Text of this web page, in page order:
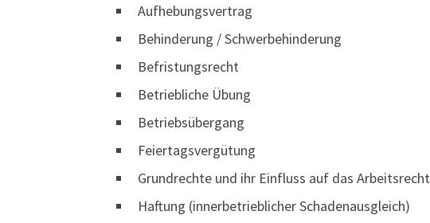
Aufhebungsvertrag
Behinderung / Schwerbehinderung
Befristungsrecht
Betriebliche Übung
Betriebsübergang
Feiertagsvergütung
Grundrechte und ihr Einfluss auf das Arbeitsrecht
Haftung (innerbetrieblicher Schadenausgleich)